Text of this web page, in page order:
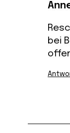
bei